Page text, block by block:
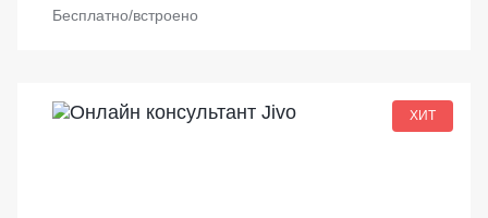
Бесплатно/встроено
ХИТ